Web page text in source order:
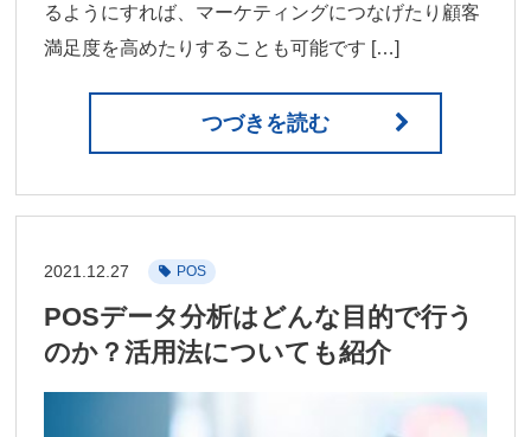
るようにすれば、マーケティングにつなげたり顧客
満足度を高めたりすることも可能です […]
つづきを読む
2021.12.27 POS
POSデータ分析はどんな目的で行う
のか？活用法についても紹介